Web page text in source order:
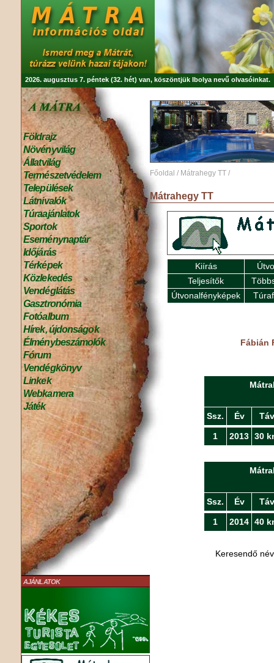
2026. augusztus 7. péntek (32. hét) van, köszöntjük Ibolya nevű olvasóinkat.
Földrajz
Növényvilág
Állatvilág
Természetvédelem
Települések
Látnivalók
Túraajánlatok
Sportok
Eseménynaptár
Időjárás
Térképek
Közlekedés
Vendéglátás
Gasztronómia
Fotóalbum
Hírek, újdonságok
Élménybeszámolók
Fórum
Vendégkönyv
Linkek
Webkamera
Játék
AJÁNLATOK
Főoldal / Mátrahegy TT /
Mátrahegy TT
Kiírás
Teljesítők
Útvonalfényképek
Fábián
Ssz. Év Táv
1 2013 30
Ssz. Év Táv
1 2014 40
Keresendő